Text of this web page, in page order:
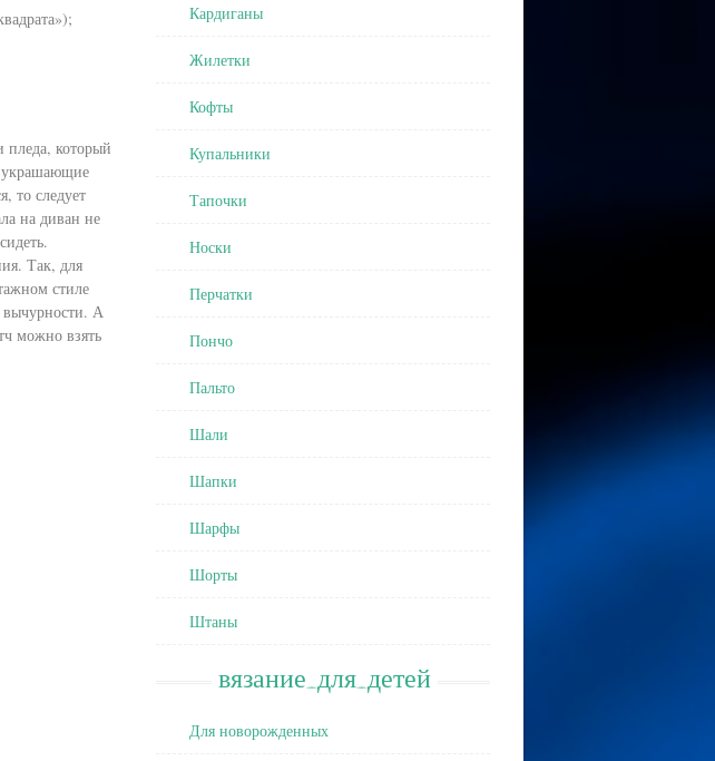
пледа, который
украшающие
то следует
на диван не
Так, для
стиле
вычурности. А
можно взять
Кардиганы
Жилетки
Кофты
Купальники
Тапочки
Носки
Перчатки
Пончо
Пальто
Шали
Шапки
Шарфы
Шорты
Штаны
вязание_для_детей
Для новорожденных